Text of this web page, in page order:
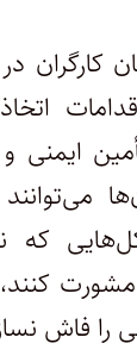
کارگران
می‌توانند
که
مشورت
را فاش